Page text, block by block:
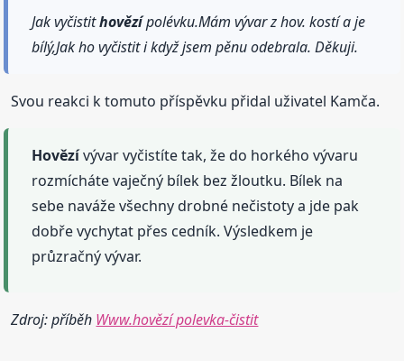
Jak vyčistithovězípolévku.Mám vývar z hov. kostí a je
bílý,Jak ho vyčistit i když jsem pěnu odebrala. Děkuji.
Svou reakci k tomuto příspěvku přidal uživatel Kamča.
Hovězívývar vyčistíte tak, že do horkého vývaru
rozmícháte vaječný bílek bez žloutku. Bílek na
sebe naváže všechny drobné nečistoty a jde pak
dobře vychytat přes cedník. Výsledkem je
průzračný vývar.
Zdroj: příběh Www.hovězí polevka-čistit